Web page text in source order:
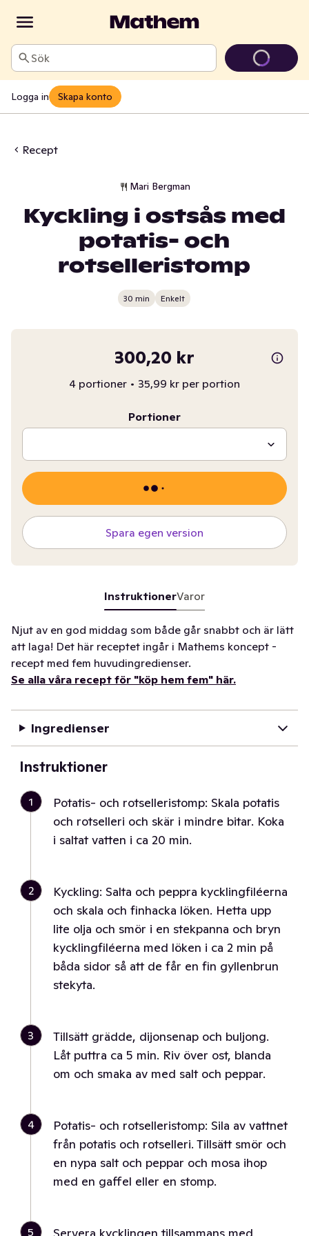
Sök
Logga in Skapa konto
Recept
Mari Bergman
Kyckling i ostsås med
potatis- och
rotselleristomp
30 min Enkelt
300,20 kr
4 portioner • 35,99 kr per portion
Portioner
Spara egen version
InstruktionerVaror
Njut av en god middag som både går snabbt och är lätt
att laga! Det här receptet ingår i Mathems koncept -
recept med fem huvudingredienser.
Se alla våra recept för "köp hem fem" här.
Ingredienser
Instruktioner
1
Potatis- och rotselleristomp: Skala potatis
och rotselleri och skär i mindre bitar. Koka
i saltat vatten i ca 20 min.
2
Kyckling: Salta och peppra kycklingfiléerna
och skala och finhacka löken. Hetta upp
lite olja och smör i en stekpanna och bryn
kycklingfiléerna med löken i ca 2 min på
båda sidor så att de får en fin gyllenbrun
stekyta.
3
Tillsätt grädde, dijonsenap och buljong.
Låt puttra ca 5 min. Riv över ost, blanda
om och smaka av med salt och peppar.
4
Potatis- och rotselleristomp: Sila av vattnet
från potatis och rotselleri. Tillsätt smör och
en nypa salt och peppar och mosa ihop
med en gaffel eller en stomp.
5